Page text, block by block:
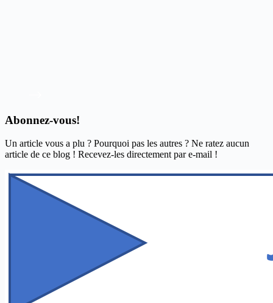
Abonnez-vous!
Un article vous a plu ? Pourquoi pas les autres ? Ne ratez aucun
article de ce blog ! Recevez-les directement par e-mail !